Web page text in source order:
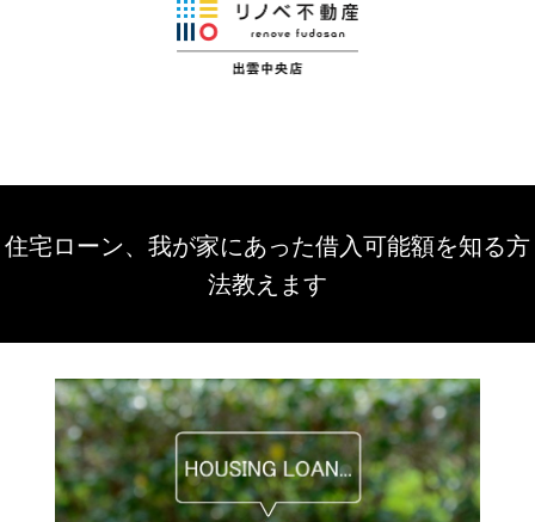
住宅ローン、我が家にあった借入可能額を知る方
法教えます